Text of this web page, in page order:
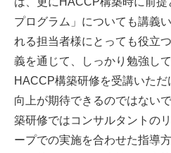
プログラム」についても講義
れる担当者様にとっても役立
義を通じて、しっかり勉強し
HACCP構築研修を受講いた
向上が期待できるのではない
築研修ではコンサルタントの
ープでの実施を合わせた指導